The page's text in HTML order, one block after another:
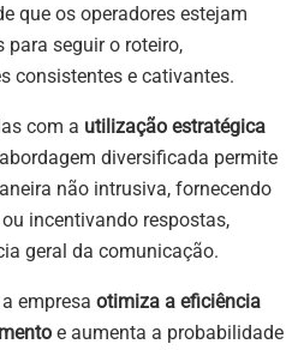
que os operadores estejam
seguir o roteiro,
consistentes e cativantes.
com a utilização estratégica
diversificada permite
não intrusiva, fornecendo
incentivando respostas,
geral da comunicação.
empresa otimiza a eficiência
e aumenta a probabilidade